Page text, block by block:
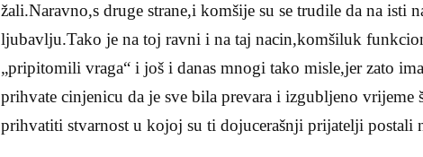
žali.Naravno,s druge strane,i komšije su se trudile da na isti
ljubavlju.Tako je na toj ravni i na taj nacin,komšiluk
„pripitomili vraga“ i još i danas mnogi tako misle,jer zato
prihvate cinjenicu da je sve bila prevara i izgubljeno
prihvatiti stvarnost u kojoj su ti dojucerašnji prijatelji postali